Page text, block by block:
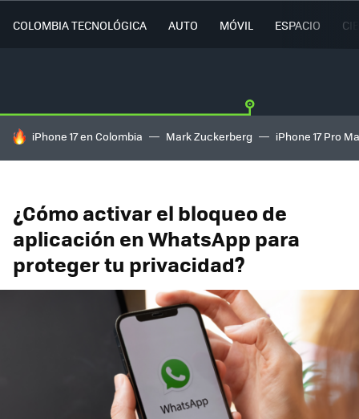
COLOMBIA TECNOLÓGICA AUTO MÓVIL ESPACIO
HOY SE HABLA DE
iPhone 17 en Colombia Mark Zuckerberg iPhone 17 Pro
¿Cómo activar el bloqueo de
aplicación en WhatsApp para
proteger tu privacidad?